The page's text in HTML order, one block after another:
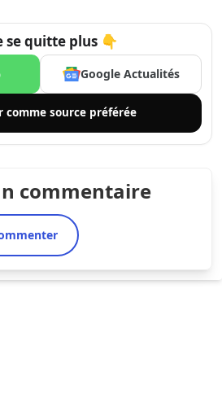
se quitte plus 👇
Google Actualités
comme source préférée
commentaire